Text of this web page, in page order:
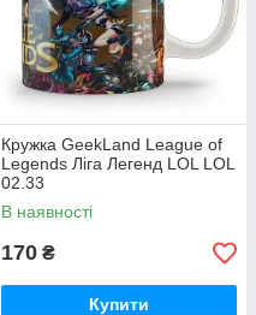
Кружка GeekLand League of
Legends Ліга Легенд LOL LOL
02.33
В наявності
170 ₴
Купити